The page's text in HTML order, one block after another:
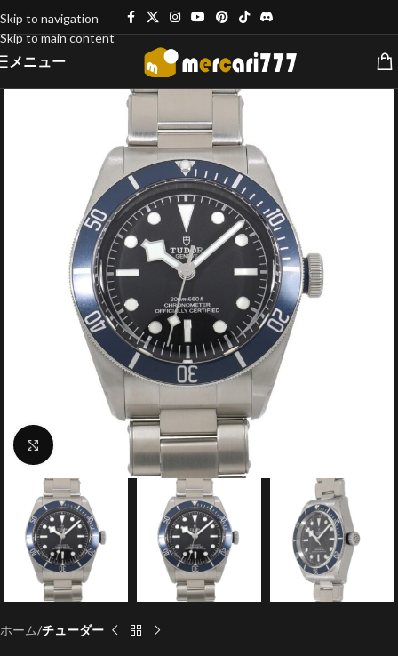
Skip to navigation
Skip to main content
メニュー
クリックで拡大
ホーム チューダー